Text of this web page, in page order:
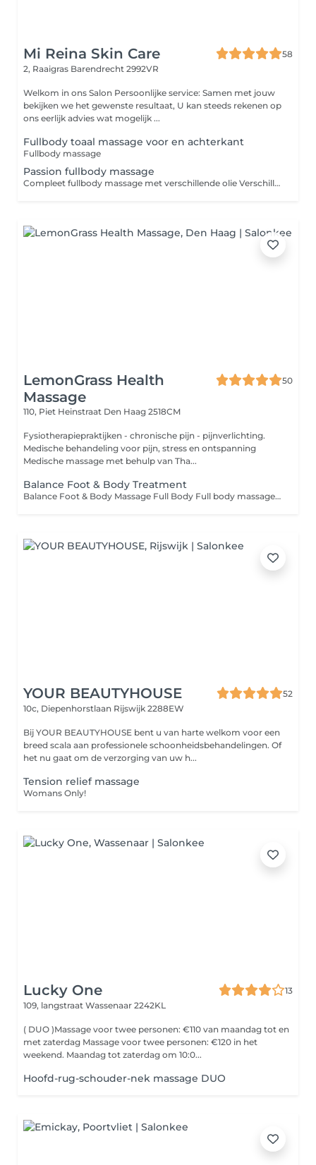
Mi Reina Skin Care
58
2, Raaigras Barendrecht 2992VR
Welkom in ons Salon Persoonlijke service: Samen met jouw
bekijken we het gewenste resultaat, U kan steeds rekenen op
ons eerlijk advies wat mogelijk ...
Fullbody toaal massage voor en achterkant
Fullbody massage
Passion fullbody massage
Compleet fullbody massage met verschillende olie Verschillende tech ieken We luister naar klanten wensen extra toe te passen.
LemonGrass Health
Massage
50
110, Piet Heinstraat Den Haag 2518CM
Fysiotherapiepraktijken - chronische pijn - pijnverlichting.
Medische behandeling voor pijn, stress en ontspanning
Medische massage met behulp van Tha...
Balance Foot & Body Treatment
Balance Foot & Body Massage Full Body Full body massage is a form of massage therapy that involves massaging the entire body using professional techniques that can help relieve muscle pain, promote relaxation, and reduce stress. A full body massage typically includes the back, legs, arms, head, shoulders, and feet.
YOUR BEAUTYHOUSE
52
10c, Diepenhorstlaan Rijswijk 2288EW
Bij YOUR BEAUTYHOUSE bent u van harte welkom voor een
breed scala aan professionele schoonheidsbehandelingen. Of
het nu gaat om de verzorging van uw h...
Tension relief massage
Womans Only!
Lucky One
13
109, langstraat Wassenaar 2242KL
( DUO )Massage voor twee personen: €110 van maandag tot en
met zaterdag Massage voor twee personen: €120 in het
weekend. Maandag tot zaterdag om 10:0...
Hoofd-rug-schouder-nek massage DUO